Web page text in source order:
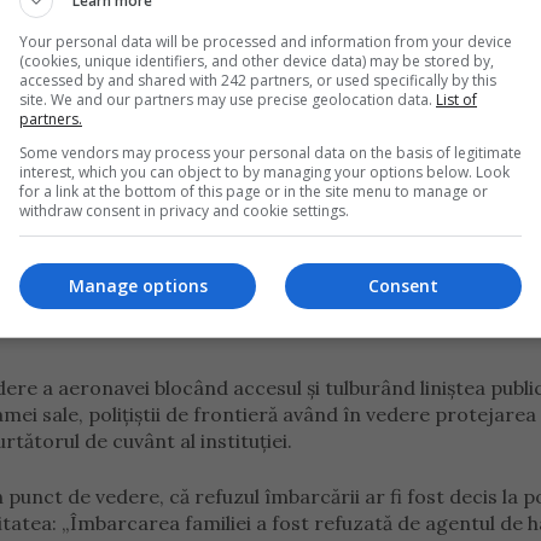
dar a recunoscut că a cerut insistent explicații, pe
anulat.
vom zbura, când vom zbura. Au trecut o oră, au
ce se întâmplă, ce faceți, beți cafele? Tu nu mai
a relatat femeia.
închiderea operațiunilor aeronavei și că intervenția
minorului.
a aeronavei blocând accesul și tulburând liniștea
sale, polițiștii de frontieră având în vedere
de cuvânt al instituției.
de vedere, că refuzul îmbarcării ar fi fost decis la
„Îmbarcarea familiei a fost refuzată de agentul de
Your personal data will be processed and information from your device
(cookies, unique identifiers, and other device data) may be stored by,
accessed by and shared with 242 partners, or used specifically by this
site. We and our partners may use precise geolocation data. List of
partners.
Some vendors may process your personal data on the basis of legitimate
interest, which you can object to by managing your options below. Look
for a link at the bottom of this page or in the site menu to manage or
withdraw consent in privacy and cookie settings.
Consent
Manage options